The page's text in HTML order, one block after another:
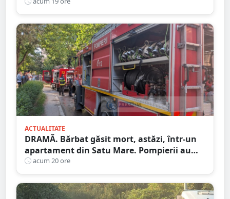
ACTUALITATE
DRAMĂ. Bărbat găsit mort, astăzi, într-un
apartament din Satu Mare. Pompierii au
spart ușa
acum 20 ore